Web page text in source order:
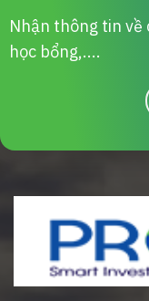
Nhận thông tin
học bổng,....